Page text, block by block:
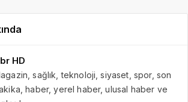
HD
sağlık, teknoloji, siyaset, spor, son
haber, yerel haber, ulusal haber ve